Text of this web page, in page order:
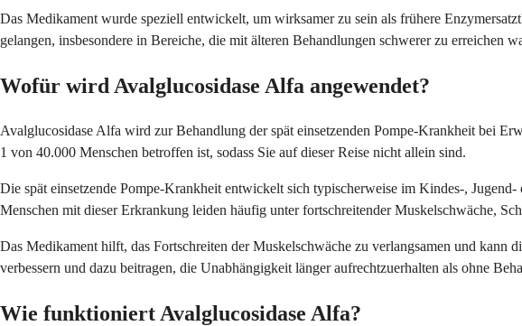
Das Medikament wurde speziell entwickelt, um wirksamer zu sein als frühere
gelangen, insbesondere in Bereiche, die mit älteren Behandlungen schwerer zu erreichen
Wofür wird Avalglucosidase Alfa angewendet?
Avalglucosidase Alfa wird zur Behandlung der spät einsetzenden Pompe-Krankheit bei
1 von 40.000 Menschen betroffen ist, sodass Sie auf dieser Reise nicht allein sind.
Die spät einsetzende Pompe-Krankheit entwickelt sich typischerweise im Kindes-,
Menschen mit dieser Erkrankung leiden häufig unter fortschreitender Muskelschwäche,
Das Medikament hilft, das Fortschreiten der Muskelschwäche zu verlangsamen und
verbessern und dazu beitragen, die Unabhängigkeit länger aufrechtzuerhalten als ohne
Wie funktioniert Avalglucosidase Alfa?